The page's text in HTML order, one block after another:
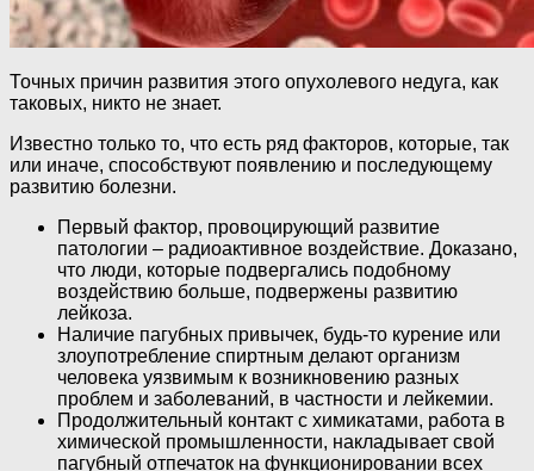
Точных причин развития этого опухолевого недуга, как
таковых, никто не знает.
Известно только то, что есть ряд факторов, которые, так
или иначе, способствуют появлению и последующему
развитию болезни.
Первый фактор, провоцирующий развитие
патологии – радиоактивное воздействие. Доказано,
что люди, которые подвергались подобному
воздействию больше, подвержены развитию
лейкоза.
Наличие пагубных привычек, будь-то курение или
злоупотребление спиртным делают организм
человека уязвимым к возникновению разных
проблем и заболеваний, в частности и лейкемии.
Продолжительный контакт с химикатами, работа в
химической промышленности, накладывает свой
пагубный отпечаток на функционировании всех